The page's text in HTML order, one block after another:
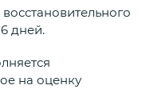
дней.
на оценку